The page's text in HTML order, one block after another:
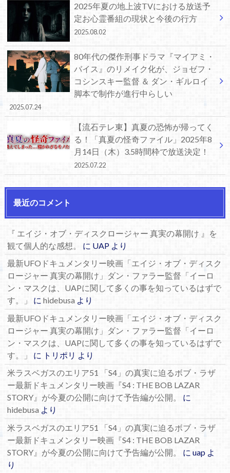
2025年夏の地上波TVにおける放送予
定お心霊番組の現状と今後の行方
2025.08.02
80年代の傑作刑事ドラマ『マイアミ・
バイス』のリメイク化が、ジョゼフ・
コシンスキー監督 ＆ ダン・ギルロイ
脚本で制作が進行中らしい
2025.07.24
【流石テレ東】真夏の恐怖が帰ってく
る！「真夏の怪奇ファイル」2025年8
月14日（木）3.5時間枠で放送決定！
2025.07.22
最近のコメント
『 エイジ・オブ・ディスクロージャー 真実の幕開け 』を
観て個人的な感想。
に UAPより
最新UFOドキュメンタリー映画「エイジ・オブ・ディスク
ロージャー 真実の幕開け」ダン・ファラー監督「イーロ
ン・マスクは、UAPに関して多くの事を知っているはずで
す。」
に hidebusaより
最新UFOドキュメンタリー映画「エイジ・オブ・ディスク
ロージャー 真実の幕開け」ダン・ファラー監督「イーロ
ン・マスクは、UAPに関して多くの事を知っているはずで
す。」
に トリポリ より
米ラスベガスのエリア51 「S4」の真実に迫るボブ・ラザ
ー最新ドキュメンタリー映画『S4 : THE BOB LAZAR
STORY』が今夏の公開に向けて予告編が公開。
に
hidebusaより
米ラスベガスのエリア51 「S4」の真実に迫るボブ・ラザ
ー最新ドキュメンタリー映画『S4 : THE BOB LAZAR
STORY』が今夏の公開に向けて予告編が公開。
に uapよ
り